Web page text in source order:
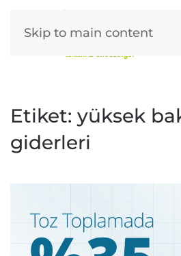
Skip to main content
Etiket: yüksek
giderleri